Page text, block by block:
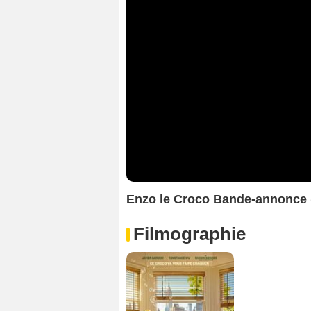
Enzo le Croco Bande-annonce
Filmographie